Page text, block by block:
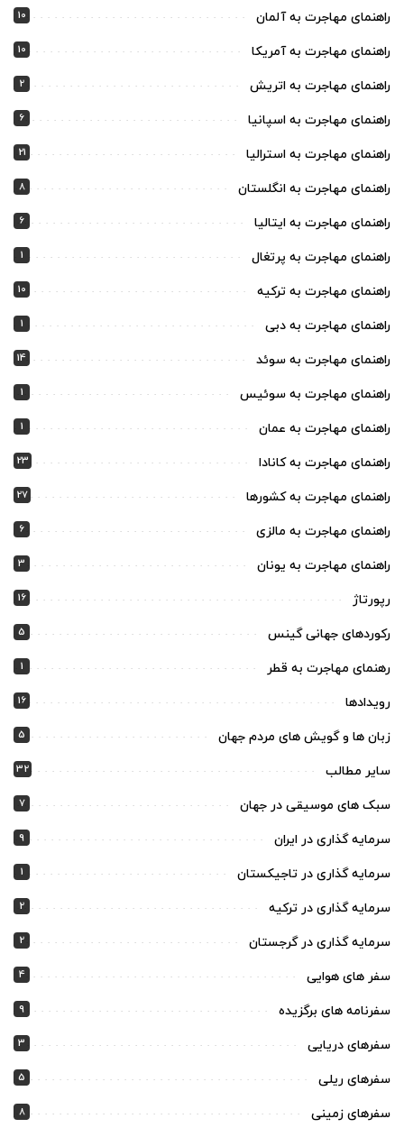
راهنمای مهاجرت به آلمان 10
راهنمای مهاجرت به آمریکا 10
راهنمای مهاجرت به اتریش 2
راهنمای مهاجرت به اسپانیا 6
راهنمای مهاجرت به استرالیا 21
راهنمای مهاجرت به انگلستان 8
راهنمای مهاجرت به ایتالیا 6
راهنمای مهاجرت به پرتغال 1
راهنمای مهاجرت به ترکیه 10
راهنمای مهاجرت به دبی 1
راهنمای مهاجرت به سوئد 14
راهنمای مهاجرت به سوئیس 1
راهنمای مهاجرت به عمان 1
راهنمای مهاجرت به کانادا 23
راهنمای مهاجرت به کشورها 27
راهنمای مهاجرت به مالزی 6
راهنمای مهاجرت به یونان 3
رپورتاژ 16
رکوردهای جهانی گینس 5
رهنمای مهاجرت به قطر 1
رویدادها 16
زبان ها و گویش های مردم جهان 5
سایر مطالب 32
سبک های موسیقی در جهان 7
سرمایه گذاری در ایران 9
سرمایه گذاری در تاجیکستان 1
سرمایه گذاری در ترکیه 2
سرمایه گذاری در گرجستان 2
سفر های هوایی 4
سفرنامه های برگزیده 9
سفرهای دریایی 3
سفرهای ریلی 5
سفرهای زمینی 8